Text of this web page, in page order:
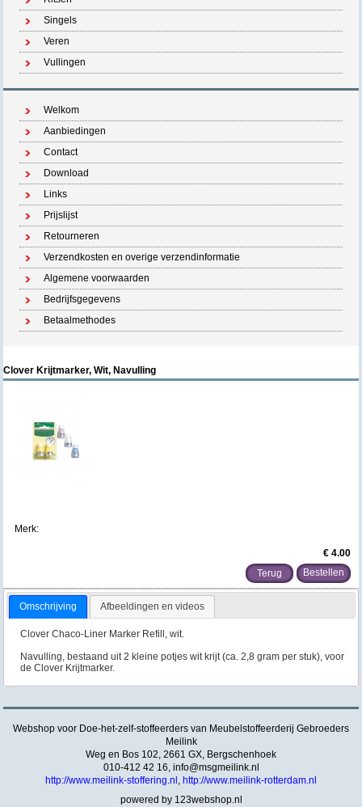
Singels
Veren
Vullingen
Welkom
Aanbiedingen
Contact
Download
Links
Prijslijst
Retourneren
Verzendkosten en overige verzendinformatie
Algemene voorwaarden
Bedrijfsgegevens
Betaalmethodes
Clover Krijtmarker, Wit, Navulling
Merk:
€ 4.00
Terug
Omschrijving Afbeeldingen en videos
Clover Chaco-Liner Marker Refill, wit.
Navulling, bestaand uit 2 kleine potjes wit krijt (ca. 2,8 gram per stuk), voor
de Clover Krijtmarker.
Webshop voor Doe-het-zelf-stoffeerders van Meubelstoffeerderij Gebroeders
Meilink
Weg en Bos 102, 2661 GX, Bergschenhoek
010-412 42 16, info@msgmeilink.nl
http://www.meilink-stoffering.nl http://www.meilink-rotterdam.nl
powered by 123webshop.nl